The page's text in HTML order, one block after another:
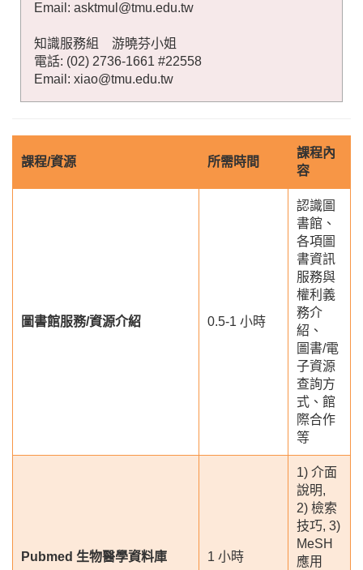
Email: asktmul@tmu.edu.tw
知識服務組 游曉芬小姐
電話: (02) 2736-1661 #22558
Email: xiao@tmu.edu.tw
課程/資源 所需時間
課程內
容
圖書館服務/資源介紹 0.5-1 小時
認識圖
書館、
各項圖
書資訊
服務與
權利義
務介
紹、
圖書/電
子資源
查詢方
式、館
際合作
等
Pubmed 生物醫學資料庫 1 小時
1) 介面
說明,
2) 檢索
技巧, 3)
MeSH
應用